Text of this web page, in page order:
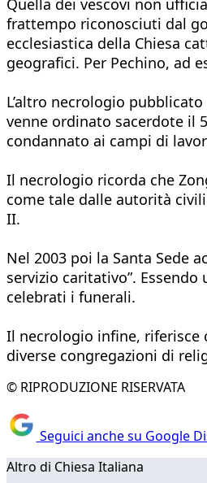
Quella dei vescovi non
frattempo riconosciuti dal
ecclesiastica della Chiesa
geografici. Per Pechino, ad
L’altro necrologio
venne ordinato sacerdote il
condannato ai campi di
Il necrologio ricorda che
come tale dalle autorità
II.
Nel 2003 poi la Santa Sede
servizio caritativo”.
celebrati i funerali.
Il necrologio infine, riferisce
diverse congregazioni di
© RIPRODUZIONE RISERVATA
Seguici anche su Google
Altro di Chiesa Italiana